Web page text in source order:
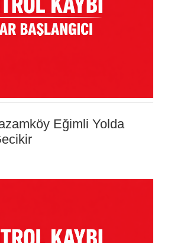
Eğimli Yolda